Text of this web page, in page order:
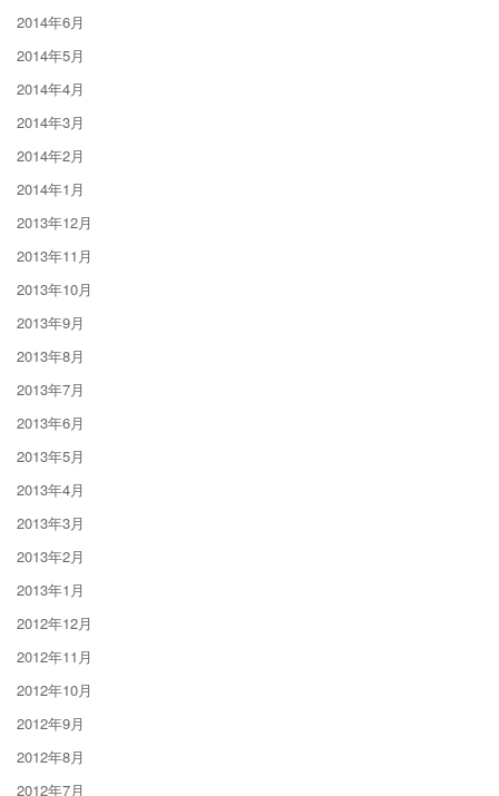
2014年6月
2014年5月
2014年4月
2014年3月
2014年2月
2014年1月
2013年12月
2013年11月
2013年10月
2013年9月
2013年8月
2013年7月
2013年6月
2013年5月
2013年4月
2013年3月
2013年2月
2013年1月
2012年12月
2012年11月
2012年10月
2012年9月
2012年8月
2012年7月